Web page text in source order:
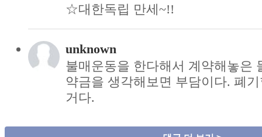
☆대한독립 만세~!!
unknown
불매운동을 한다해서 계약해놓은
약금을 생각해보면 부담이다. 폐
거다.